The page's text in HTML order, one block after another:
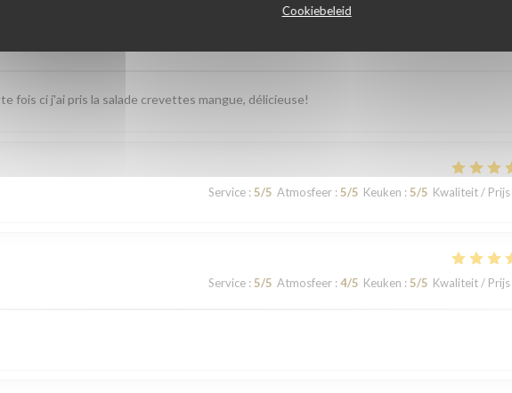
Cookiebeleid
fois ci j'ai pris la salade crevettes mangue, délicieuse!
Service : 5/5 Atmosfeer : 5/5 Keuken : 5/5 Kwaliteit / Prijs
Service : 5/5 Atmosfeer : 4/5 Keuken : 5/5 Kwaliteit / Prijs